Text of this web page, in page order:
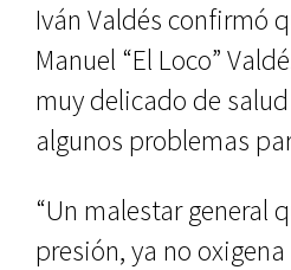
Iván Valdés confirmó
Manuel “El Loco”
muy delicado de
algunos problemas
“Un malestar general
presión, ya no